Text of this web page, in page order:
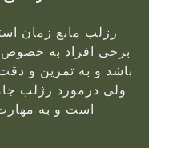
رژلب مایع زمان
برخی افراد به خصوص
باشد و به تمرین و
ولی درمورد رژلب
است و به